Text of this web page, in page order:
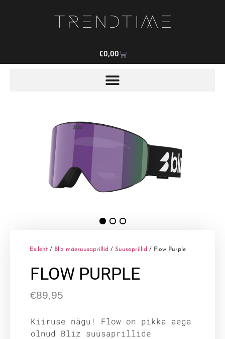
€0,00
Esileht / Bliz mäesuusaprillid / Suusaprillid / Flow Purple
FLOW PURPLE
€89,95
Kiiruse nägu! Flow on pikka aega
olnud Bliz suusaprillide